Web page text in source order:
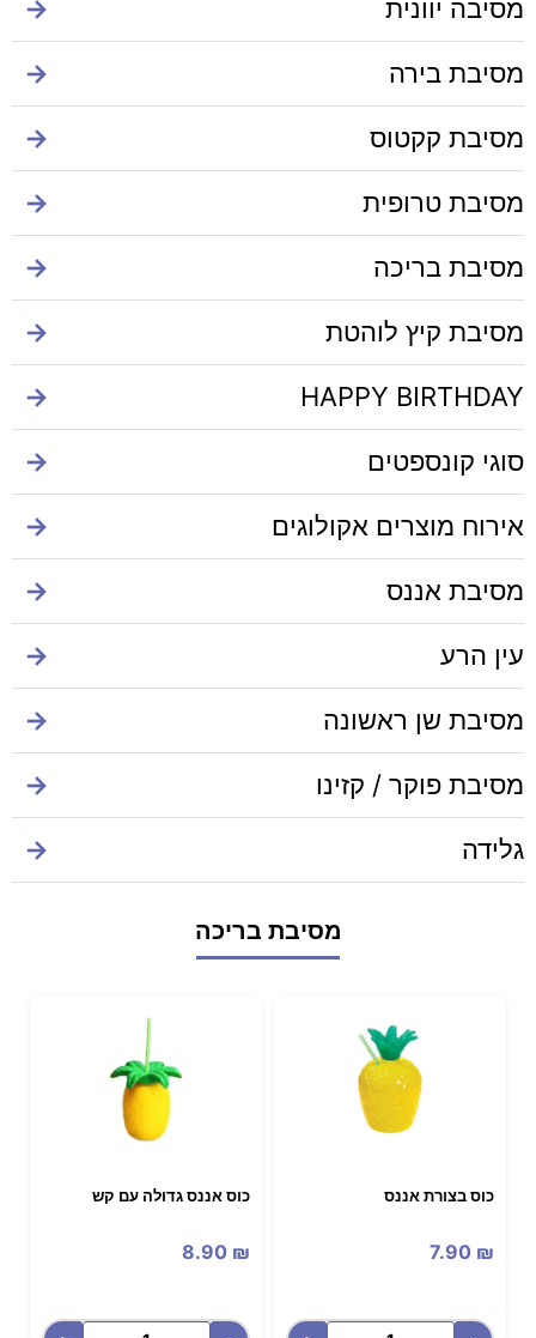
מסיבה יוונית →
מסיבת בירה →
מסיבת קקטוס →
מסיבת טרופית →
מסיבת בריכה →
מסיבת קיץ לוהטת →
HAPPY BIRTHDAY
→
סוגי קונספטים →
אירוח מוצרים אקולוגים →
מסיבת אננס →
עין הרע →
מסיבת שן ראשונה →
מסיבת פוקר / קזינו →
גלידה →
מסיבת בריכה
כוס בצורת אננס
7.90 ₪
כוס אננס גדולה עם קש
8.90 ₪